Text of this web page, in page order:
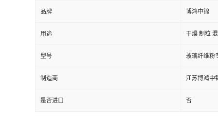
品牌 博鸿中锦
用途 干燥 制粒
型号 玻璃纤维粉
制造商 江苏博鸿中
是否进口 否